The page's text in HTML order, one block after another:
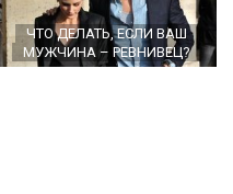
ЧТО ДЕЛАТЬ, ЕСЛИ ВАШ
МУЖЧИНА – РЕВНИВЕЦ?